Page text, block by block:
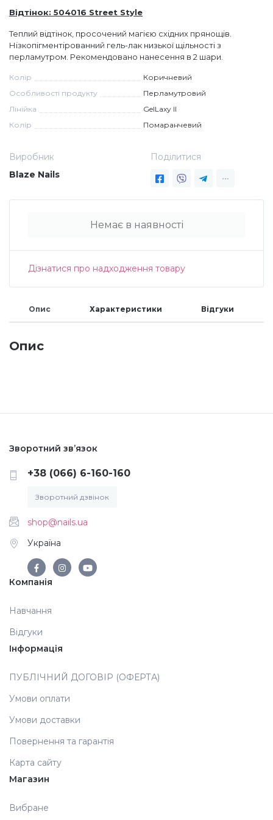
Дезінфекція та стерилізація
Декор для нігтів
Трикутники (каміфубукі)
Наклейки гнучкі лінії
Наліпки гнучкі лінії
Бульонки
Брокат
Інші прикраси
Фарби для розпису
Аксесуари
Навчання
Відтінок: 504016 Street Style
Теплий відтінок, просочений магією східних прянощів.
Нізкопігментірованний гель-лак низької щільності з
перламутром. Рекомендовано нанесення в 2 шари.
Колір
Коричневий
Особливості продукту
Перламутровий
Лінійка
GelLaxy II
Колір
Помаранчевий
Виробник
Blaze Nails
Поділитися
Немає в наявності
Дізнатися про надходження товару
Опис Характеристики Відгуки
Опис
Зворотний зв’язок
+38 (066) 6-160-160
Зворотний дзвінок
shop@nails.ua
Україна
Компанія
Навчання
Відгуки
Інформація
ПУБЛІЧНИЙ ДОГОВІР (ОФЕРТА)
Умови оплати
Умови доставки
Повернення та гарантія
Карта сайту
Магазин
Вибране